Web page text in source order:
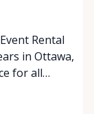
Rental
for all
offerings